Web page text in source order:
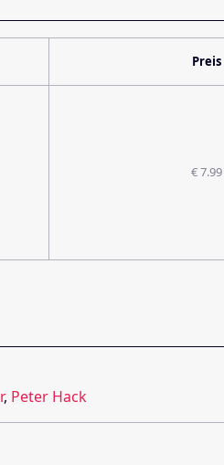
Preis
€ 7.99
, Peter Hack